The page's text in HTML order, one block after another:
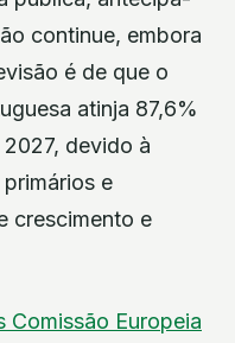
continue, embora
é de que o
atinja 87,6%
devido à
e
crescimento e
Comissão Europeia